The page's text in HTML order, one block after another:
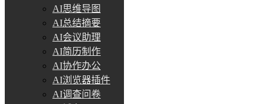
AI思维导图
AI总结摘要
AI会议助理
AI简历制作
AI协作办公
AI浏览器插件
AI调查问卷